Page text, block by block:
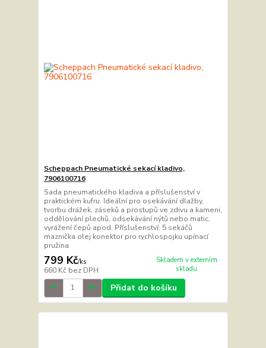
Scheppach Pneumatické sekací kladivo,
7906100716
Sada pneumatického kladiva a příslušenství v
praktickém kufru. Ideální pro osekávání dlažby,
tvorbu drážek, záseků a prostupů ve zdivu a kameni,
oddělování plechů, odsekávání nýtů nebo matic,
vyrážení čepů apod. Příslušenství: 5 sekáčů
maznička olej konektor pro rychlospojku upínací
pružina
799 Kč/ks
660 Kč bez DPH
Skladem v externím
skladu
Přidat do košíku